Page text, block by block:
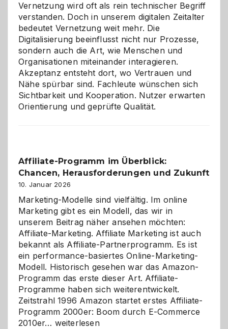
Vernetzung wird oft als rein technischer Begriff
verstanden. Doch in unserem digitalen Zeitalter
bedeutet Vernetzung weit mehr. Die
Digitalisierung beeinflusst nicht nur Prozesse,
sondern auch die Art, wie Menschen und
Organisationen miteinander interagieren.
Akzeptanz entsteht dort, wo Vertrauen und
Nähe spürbar sind. Fachleute wünschen sich
Sichtbarkeit und Kooperation. Nutzer erwarten
Orientierung und geprüfte Qualität.
Affiliate-Programm im Überblick:
Chancen, Herausforderungen und Zukunft
10. Januar 2026
Marketing-Modelle sind vielfältig. Im online
Marketing gibt es ein Modell, das wir in
unserem Beitrag näher ansehen möchten:
Affiliate-Marketing. Affiliate Marketing ist auch
bekannt als Affiliate-Partnerprogramm. Es ist
ein performance-basiertes Online-Marketing-
Modell. Historisch gesehen war das Amazon-
Programm das erste dieser Art. Affiliate-
Programme haben sich weiterentwickelt.
Zeitstrahl 1996 Amazon startet erstes Affiliate-
Programm 2000er: Boom durch E-Commerce
2010er… Affiliate-
weiterlesen